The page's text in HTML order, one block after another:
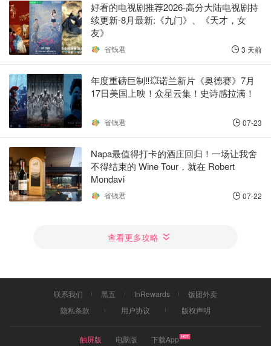
好看的电视剧推荐2026-高分大陆电视剧持
续更新-8月最新:《九门》、《天才，女
友》
省钱君 3 天前
年度重磅巨制‼️💥诺兰新片《奥德赛》7月
17日美国上映！众星云集！史诗感拉满！
省钱君 07-23
Napa最值得打卡的酒庄回归！一场让我舍
不得结束的 Wine Tour，就在 Robert
Mondavi
省钱君 07-22
查看更多攻略
联系我们 黑五 InRewards
饭团外卖
隐私条款
用户协议 版权声明
触屏版 电脑版 下载App